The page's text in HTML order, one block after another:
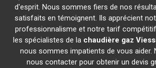
d'esprit. Nous sommes fiers de nos
satisfaits en témoignent. Ils apprécient
professionnalisme et notre tarif
les spécialistes de la chaudière gaz
nous sommes impatients de vous aider.
nous contacter pour obtenir un devis